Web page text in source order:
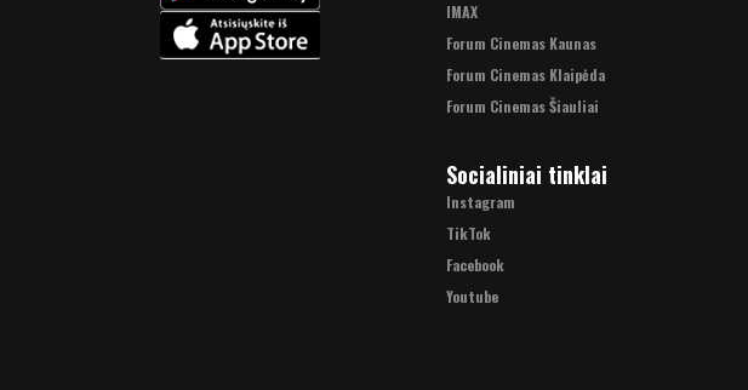
IMAX
Forum Cinemas Kaunas
Forum Cinemas Klaipėda
Forum Cinemas Šiauliai
Socialiniai tinklai
Instagram
TikTok
Facebook
Youtube